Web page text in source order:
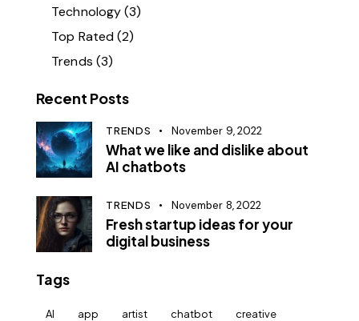
Technology(3)
Top Rated(2)
Trends (3)
Recent Posts
TRENDS November 9, 2022
What we like and dislike about
AI chatbots
TRENDS November 8, 2022
Fresh startup ideas for your
digital business
Tags
AI app artist chatbot creative